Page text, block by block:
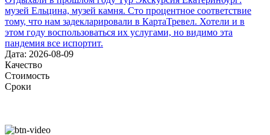
музей Ельцина, музей камня. Сто процентное соответствие
тому, что нам задекларировали в КартаТревел. Хотели и в
этом году воспользоваться их услугами, но видимо эта
пандемия все испортит.
Дата: 2026-08-09
Качество
Стоимость
Сроки